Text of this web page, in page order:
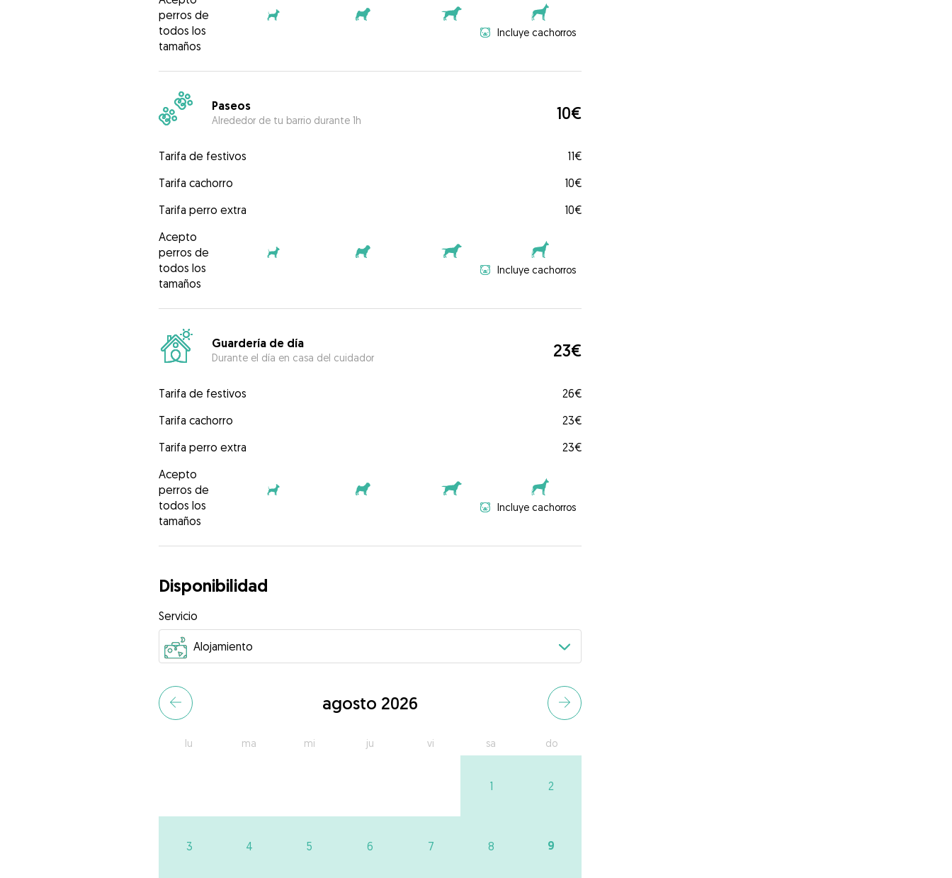
perros de
todos los
tamaños
Incluye cachorros
Paseos
Alrededor de tu barrio durante 1h 10€
Tarifa de festivos
11€
Tarifa cachorro
10€
Tarifa perro extra
10€
Acepto
perros de
todos los
tamaños
Incluye cachorros
Guardería de día
Durante el día en casa del cuidador 23€
Tarifa de festivos
26€
Tarifa cachorro
23€
Tarifa perro extra
23€
Acepto
perros de
todos los
tamaños
Incluye cachorros
Disponibilidad
Servicio
agosto 2026
lu ma mi ju vi sa do
1 2
3 4 5 6 7 8 9